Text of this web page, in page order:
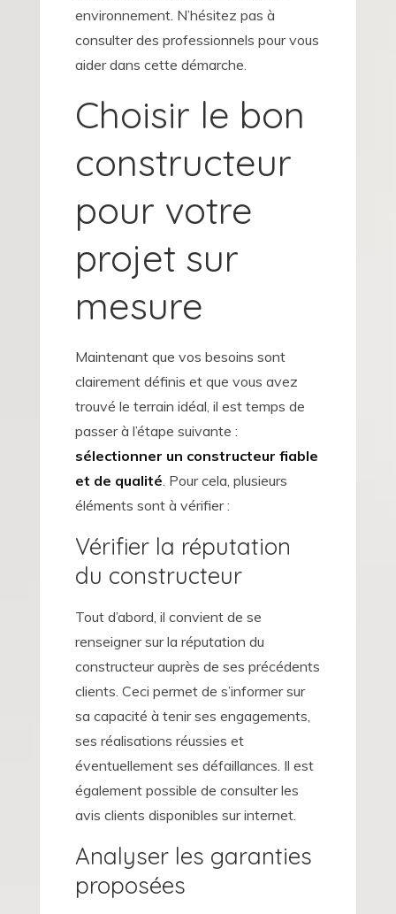
environnement. N’hésitez pas à
consulter des professionnels pour vous
aider dans cette démarche.
Choisir le bon
constructeur
pour votre
projet sur
mesure
Maintenant que vos besoins sont
clairement définis et que vous avez
trouvé le terrain idéal, il est temps de
passer à l’étape suivante :
sélectionner un constructeur fiable
et de qualité. Pour cela, plusieurs
éléments sont à vérifier :
Vérifier la réputation
du constructeur
Tout d’abord, il convient de se
renseigner sur la réputation du
constructeur auprès de ses précédents
clients. Ceci permet de s’informer sur
sa capacité à tenir ses engagements,
ses réalisations réussies et
éventuellement ses défaillances. Il est
également possible de consulter les
avis clients disponibles sur internet.
Analyser les garanties
proposées